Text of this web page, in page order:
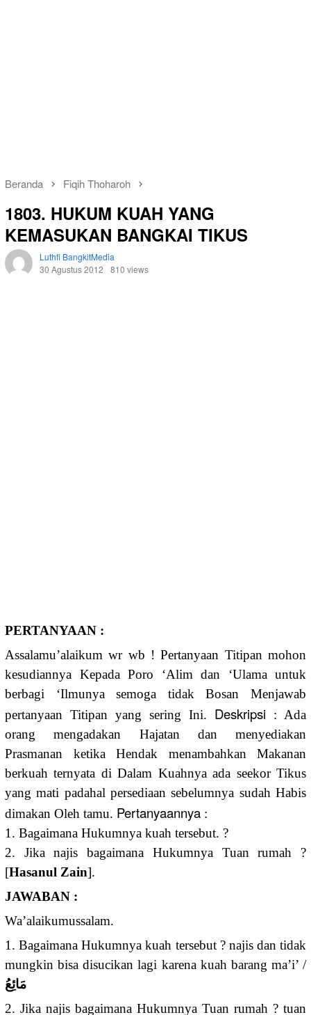
Beranda Fiqih Thoharoh
1803. HUKUM KUAH YANG
KEMASUKAN BANGKAI TIKUS
Luthfi BangkitMedia
30 Agustus 2012
810 views
PERTANYAAN :
Assalamu’alaikum wr wb ! Pertanyaan Titipan mohon
kesudiannya Kepada Poro ‘Alim dan ‘Ulama untuk
berbagi ‘Ilmunya semoga tidak Bosan Menjawab
pertanyaan Titipan yang sering Ini. Deskripsi : Ada
orang mengadakan Hajatan dan menyediakan
Prasmanan ketika Hendak menambahkan Makanan
berkuah ternyata di Dalam Kuahnya ada seekor Tikus
yang mati padahal persediaan sebelumnya sudah Habis
dimakan Oleh tamu. Pertanyaannya :
1. Bagaimana Hukumnya kuah tersebut. ?
2. Jika najis bagaimana Hukumnya Tuan rumah ?
[Hasanul Zain].
JAWABAN :
Wa’alaikumussalam.
1. Bagaimana Hukumnya kuah tersebut ? najis dan tidak
mungkin bisa disucikan lagi karena kuah barang ma’i’ /
مَائِعُ
2. Jika najis bagaimana Hukumnya Tuan rumah ? tuan